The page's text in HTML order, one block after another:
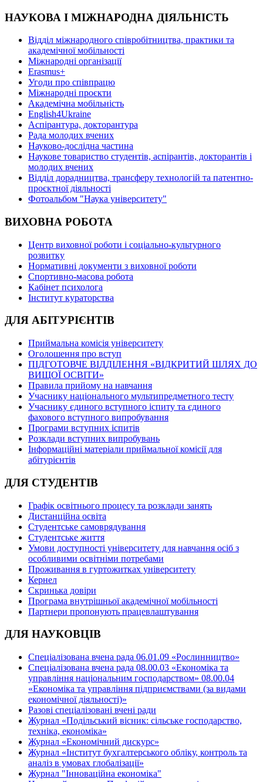
НАУКОВА І МІЖНАРОДНА ДІЯЛЬНІСТЬ
Відділ міжнародного співробітництва, практики та
академічної мобільності
Міжнародні організації
Erasmus+
Угоди про співпрацю
Міжнародні проєкти
Академічна мобільність
English4Ukraine
Аспірантура, докторантура
Рада молодих вчених
Науково-дослідна частина
Наукове товариство студентів, аспірантів, докторантів і
молодих вчених
Відділ дорадництва, трансферу технологій та патентно-
проєктної діяльності
Фотоальбом "Наука університету"
ВИХОВНА РОБОТА
Центр виховної роботи і соціально-культурного
розвитку
Нормативні документи з виховної роботи
Спортивно-масова робота
Кабінет психолога
Інститут кураторства
ДЛЯ АБІТУРІЄНТІВ
Приймальна комісія університету
Оголошення про вступ
ПІДГОТОВЧЕ ВІДДІЛЕННЯ «ВІДКРИТИЙ ШЛЯХ ДО
ВИЩОЇ ОСВІТИ»
Правила прийому на навчання
Учаснику національного мультипредметного тесту
Учаснику єдиного вступного іспиту та єдиного
фахового вступного випробування
Програми вступних іспитів
Розклади вступних випробувань
Інформаційні матеріали приймальної комісії для
абітурієнтів
ДЛЯ СТУДЕНТІВ
Графік освітнього процесу та розклади занять
Дистанційна освіта
Студентське самоврядування
Студентське життя
Умови доступності університету для навчання осіб з
особливими освітніми потребами
Проживання в гуртожитках університету
Кернел
Скринька довіри
Програма внутрішньої академічної мобільності
Партнери пропонують працевлаштування
ДЛЯ НАУКОВЦІВ
Спеціалізована вчена рада 06.01.09 «Рослинництво»
Спеціалізована вчена рада 08.00.03 «Економіка та
управління національним господарством» 08.00.04
«Економіка та управління підприємствами (за видами
економічної діяльності)»
Разові спеціалізовані вчені ради
Журнал «Подільський вісник: сільське господарство,
техніка, економіка»
Журнал «Економічний дискурс»
Журнал «Інститут бухгалтерського обліку, контроль та
аналіз в умовах глобалізації»
Журнал "Інноваційна економіка"